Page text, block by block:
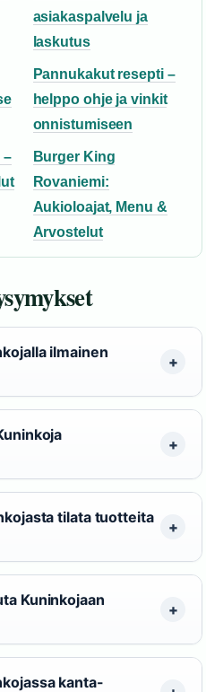
asiakaspalvelu ja
laskutus
Pannukakut resepti –
helppo ohje ja vinkit
onnistumiseen
–
Burger King
Rovaniemi:
Aukioloajat, Menu &
Arvostelut
ilmainen
tilata tuotteita
Kuninkojaan
kanta-